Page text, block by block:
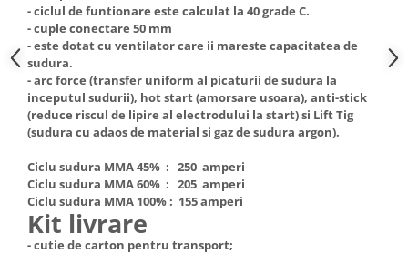
SANDWICH MAKER
Storcatoare de fructe
Televizoare
- ciclul de funtionare este calculat la 40 grade C.
- cuple conectare 50 mm
- este dotat cu ventilator care ii mareste capacitatea de
sudura.
- arc force (transfer uniform al picaturii de sudura la
inceputul sudurii), hot start (amorsare usoara), anti-stick
(reduce riscul de lipire al electrodului la start) si Lift Tig
(sudura cu adaos de material si gaz de sudura argon).
Ciclu sudura MMA 45% : 250 amperi
Ciclu sudura MMA 60% : 205 amperi
Ciclu sudura MMA 100% : 155 amperi
Kit livrare
- cutie de carton pentru transport;